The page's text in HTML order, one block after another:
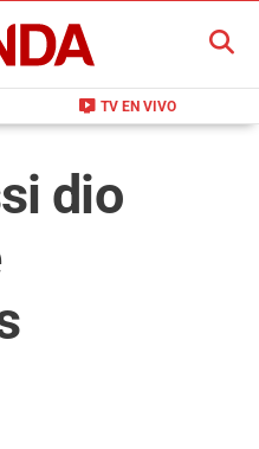
live_tv TV EN VIVO
BUSCAR
dio